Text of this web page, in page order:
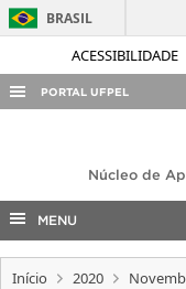
ACESSIBILIDADE
BRASIL
PORTAL UFPEL
AUDITORIA
COBALTO
CONCURSOS
EDITAIS
Núcleo de
MENU
Início 2020